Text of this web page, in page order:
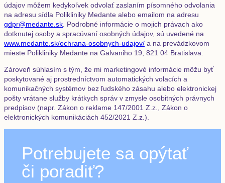
údajov môžem kedykoľvek odvolať zaslaním písomného odvolania
na adresu sídla Polikliniky Medante alebo emailom na adresu
gdpr@medante.sk . Podrobné informácie o mojich právach ako
dotknutej osoby a spracúvaní osobných údajov, sú uvedené na
www.medante.sk/ochrana-osobnych-udajov/ a na prevádzkovom
mieste Polikliniky Medante na Galvaniho 19, 821 04 Bratislava.
Zároveň súhlasím s tým, že mi marketingové informácie môžu byť
poskytované aj prostredníctvom automatických volacích a
komunikačných systémov bez ľudského zásahu alebo elektronickej
pošty vrátane služby krátkych správ v zmysle osobitných právnych
predpisov (napr. Zákon o reklame 147/2001 Z.z., Zákon o
elektronických komunikáciách 452/2021 Z.z.).
Potrebujete sa opýtať
či poradiť?